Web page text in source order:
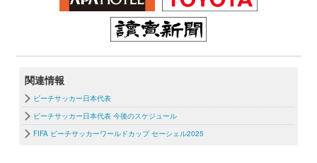
関連情報
ビーチサッカー日本代表
ビーチサッカー日本代表 今後のスケジュール
FIFA ビーチサッカーワールドカップ セーシェル2025